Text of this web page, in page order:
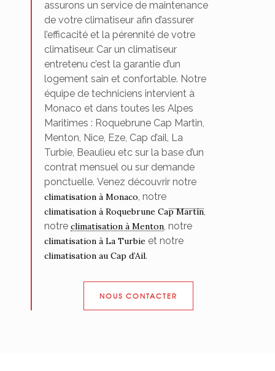
assurons un service de maintenance
de votre climatiseur afin d’assurer
l’efficacité et la pérennité de votre
climatiseur. Car un climatiseur
entretenu c’est la garantie d’un
logement sain et confortable. Notre
équipe de techniciens intervient à
Monaco et dans toutes les Alpes
Maritimes : Roquebrune Cap Martin,
Menton, Nice, Eze, Cap d’ail, La
Turbie, Beaulieu etc sur la base d’un
contrat mensuel ou sur demande
ponctuelle. Venez découvrir notre
climatisation à Monaco, notre
climatisation à Roquebrune Cap Martin,
notre climatisation à Menton, notre
climatisation à La Turbie et notre
climatisation au Cap d’Ail.
NOUS CONTACTER